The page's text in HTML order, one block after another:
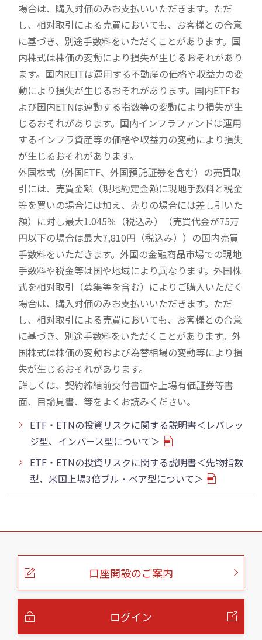
場合は、購入対価のみお支払いいただきます。ただ
し、相対取引による売買においても、お客様との合意
に基づき、別途手数料をいただくことがあります。国
内株式は株価の変動により損失が生じるおそれがあり
ます。国内REITは運用する不動産の価格や収益力の変
動により損失が生じるおそれがあります。国内ETFお
よび国内ETNは連動する指数等の変動により損失が生
じるおそれがあります。国内インフラファンドは運用
するインフラ資産等の価格や収益力の変動により損失
が生じるおそれがあります。
外国株式（外国ETF、外国預託証券を含む）の売買取
引には、売買金額（現地約定金額に現地手数料と税金
等を買いの場合には加え、売りの場合には差し引いた
額）に対し最大1.045％（税込み）（売買代金が75万
円以下の場合は最大7,810円（税込み））の国内売買
手数料をいただきます。外国の金融商品市場での現地
手数料や税金等は国や地域により異なります。外国株
式を相対取引（募集等を含む）によりご購入いただく
場合は、購入対価のみお支払いいただきます。ただ
し、相対取引による売買においても、お客様との合意
に基づき、別途手数料をいただくことがあります。外
国株式は株価の変動および為替相場の変動等により損
失が生じるおそれがあります。
詳しくは、契約締結前交付書面や上場有価証券等書
面、目論見書、等をよくお読みください。
ETF・ETNの投資リスクに関する説明書＜レバレッ
ジ型、インバース型について＞
ETF・ETNの投資リスクに関する説明書＜先物指数
型、米国上場3倍ブル・ベア型について＞
こ
口座開設のご案内
ログイン